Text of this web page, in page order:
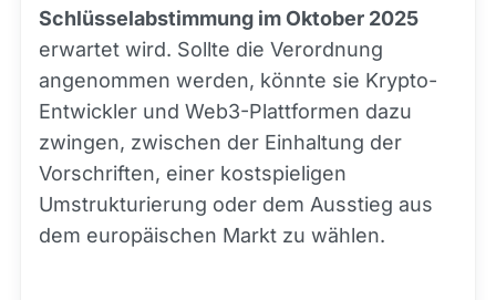
Schlüsselabstimmung im Oktober 2025
erwartet wird. Sollte die Verordnung
angenommen werden, könnte sie Krypto-
Entwickler und Web3-Plattformen dazu
zwingen, zwischen der Einhaltung der
Vorschriften, einer kostspieligen
Umstrukturierung oder dem Ausstieg aus
dem europäischen Markt zu wählen.